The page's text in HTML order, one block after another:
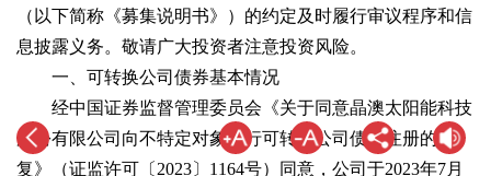
（以下简称《募集说明书》）的约定及时履行审议程序和信
息披露义务。敬请广大投资者注意投资风险。
一、可转换公司债券基本情况
经中国证券监督管理委员会《关于同意晶澳太阳能科技
股份有限公司向不特定对象发行可转换公司债券注册的批
复》（证监许可〔2023〕1164号）同意，公司于2023年7月